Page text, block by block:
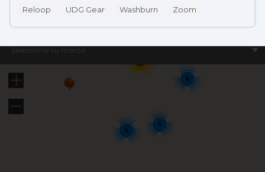
Seleccione su marca 14
5
13
5
6
Reloop
UDG Gear Washburn Zoom